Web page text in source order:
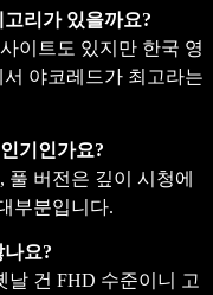
리가 있을까요?
이트도 있지만 한국 영
야코레드가 최고라는
기인가요?
버전은 깊이 시청에
부분입니다.
요?
날 건 FHD 수준이니 고